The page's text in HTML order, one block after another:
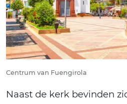
Centrum van Fuengirola
Naast de kerk bevinden